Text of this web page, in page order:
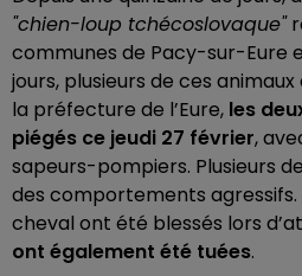
"chien-loup tchécoslovaque"
communes de Pacy-sur-Eure
jours, plusieurs de ces
la préfecture de l’Eure, les
piégés ce jeudi 27 février,
sapeurs-pompiers. Plusieurs
des comportements agressifs.
cheval ont été blessés lors
ont également été tuées.